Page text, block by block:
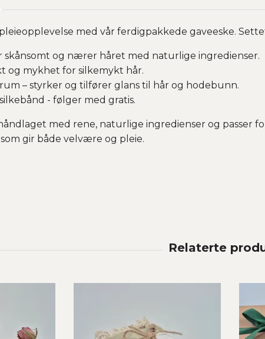
med vår ferdigpakkede gaveeske.
skånsomt og nærer håret med naturlige ingredienser.
og mykhet for silkemykt hår.
– styrker og tilfører glans til hår og hodebunn.
- følger med gratis.
med rene, naturlige ingredienser og passer
gir både velvære og pleie.